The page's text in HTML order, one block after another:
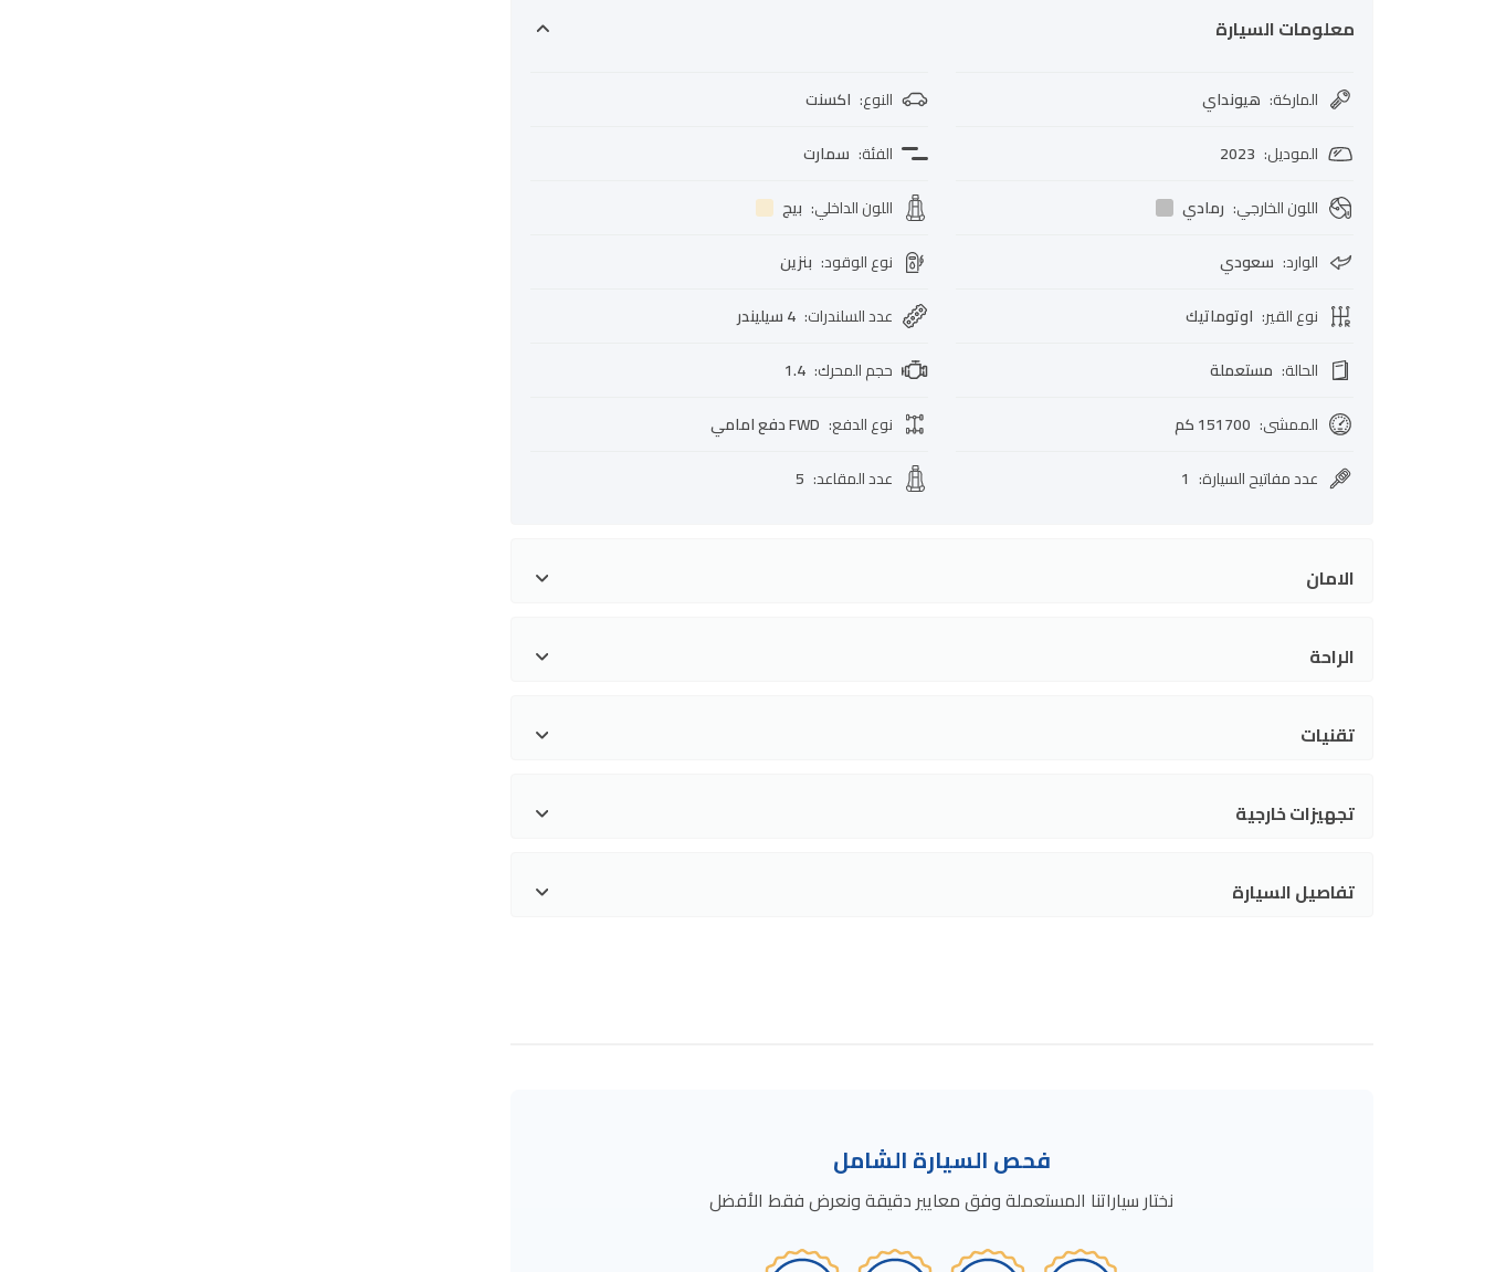
معلومات السيارة
الماركة: هيونداي النوع: اكسنت
الموديل:
2023 الفئة: سمارت
اللون الخارجي: رمادي اللون الداخلي: بيج
الوارد: سعودي نوع الوقود: بنزين
نوع القير: اوتوماتيك عدد السلندرات: 4 سيليندر
الحالة: مستعملة حجم المحرك:
1.4
الممشى: 151700 كم نوع الدفع: FWD دفع امامي
عدد مفاتيح السيارة:
1 عدد المقاعد:
5
الامان
الراحة
تقنيات
تجهيزات خارجية
تفاصيل السيارة
فحص السيارة الشامل
نختار سياراتنا المستعملة وفق معايير دقيقة ونعرض فقط الأفضل